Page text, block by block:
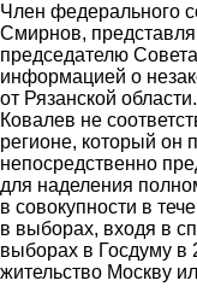
Член федерального
Смирнов,
председателю
информацией о
от Рязанской
Ковалев не
регионе, который он
непосредственно
для наделения
в совокупности в
в выборах, входя в
выборах в Госдуму в
жительство Москву